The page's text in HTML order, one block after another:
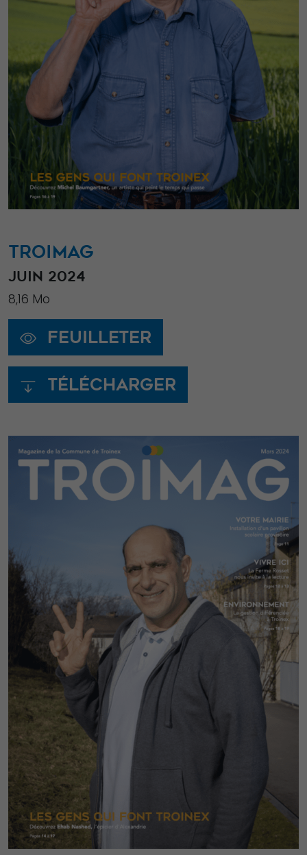
TROIMAG
JUIN 2024
8,16 Mo
Feuilleter
Télécharger
Nécessaire
Ces cookies ne
sont pas
facultatifs. Ils
sont
nécessaires au
fonctionnement
du site Web.
Statistiques
Afin que nous
fonctionnalité
et la structure
en fonction